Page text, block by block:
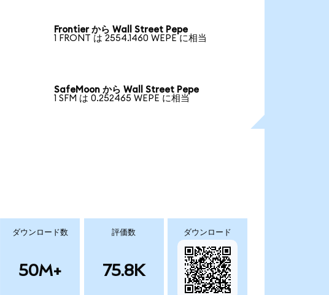
Frontier から Wall Street Pepe
1 FRONT は 2554.1460 WEPE に相当
SafeMoon から Wall Street Pepe
1 SFM は 0.252465 WEPE に相当
ダウンロード数
50M+
評価数
75.8K
ダウンロード